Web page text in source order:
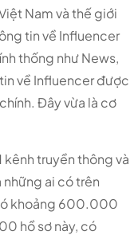
Nam và thế giới
tin về Influencer
thống như News,
về Influencer được
Đây vừa là cơ
kênh truyền thông và
những ai có trên
khoảng 600.000
hồ sơ này, có